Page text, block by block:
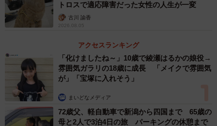
トロスで適応障害だった女性の人生が一変
古川 諭香
2026.08.05
アクセスランキング
「化けましたね～」10歳で綾瀬はるかの娘役→
雰囲気ガラリの18歳に成長 「メイクで雰囲気
が」「宝塚に入れそう」
まいどなメディア
72歳父、軽自動車で新潟から四国まで 65歳の
母と2人で3泊4日の旅 パーキングの休憩まで